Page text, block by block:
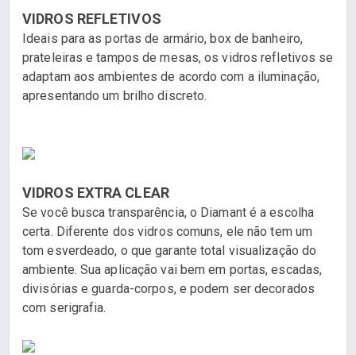
VIDROS REFLETIVOS
Ideais para as portas de armário, box de banheiro,
prateleiras e tampos de mesas, os vidros refletivos se
adaptam aos ambientes de acordo com a iluminação,
apresentando um brilho discreto.
VIDROS EXTRA CLEAR
Se você busca transparência, o Diamant é a escolha
certa. Diferente dos vidros comuns, ele não tem um
tom esverdeado, o que garante total visualização do
ambiente. Sua aplicação vai bem em portas, escadas,
divisórias e guarda-corpos, e podem ser decorados
com serigrafia.